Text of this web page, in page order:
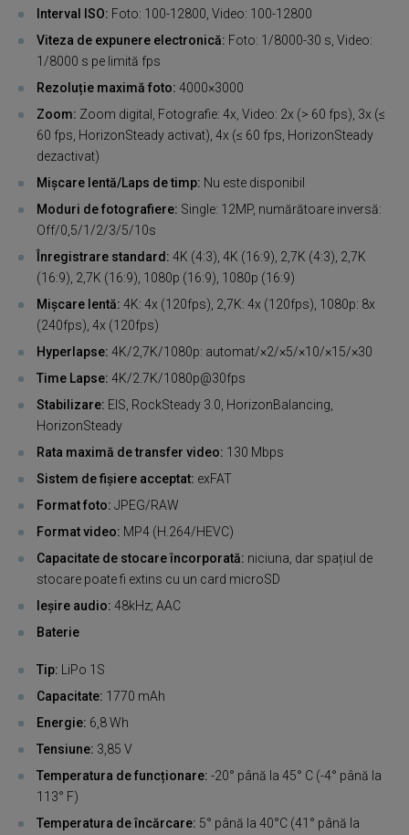
Interval ISO: Foto: 100-12800, Video: 100-12800
Viteza de expunere electronică: Foto: 1/8000-30 s, Video:
1/8000 s pe limită fps
Rezoluție maximă foto: 4000×3000
Zoom: Zoom digital, Fotografie: 4x, Video: 2x (> 60 fps), 3x (≤
60 fps, HorizonSteady activat), 4x (≤ 60 fps, HorizonSteady
dezactivat)
Mișcare lentă/Laps de timp: Nu este disponibil
Moduri de fotografiere: Single: 12MP, numărătoare inversă:
Off/0,5/1/2/3/5/10s
Înregistrare standard: 4K (4:3), 4K (16:9), 2,7K (4:3), 2,7K
(16:9), 2,7K (16:9), 1080p (16:9), 1080p (16:9)
Mișcare lentă: 4K: 4x (120fps), 2,7K: 4x (120fps), 1080p: 8x
(240fps), 4x (120fps)
Hyperlapse: 4K/2,7K/1080p: automat/×2/×5/×10/×15/×30
Time Lapse: 4K/2.7K/1080p@30fps
Stabilizare: EIS, RockSteady 3.0, HorizonBalancing,
HorizonSteady
Rata maximă de transfer video: 130 Mbps
Sistem de fișiere acceptat: exFAT
Format foto: JPEG/RAW
Format video: MP4 (H.264/HEVC)
Capacitate de stocare încorporată: niciuna, dar spațiul de
stocare poate fi extins cu un card microSD
Ieșire audio: 48kHz; AAC
Baterie
Tip: LiPo 1S
Capacitate: 1770 mAh
Energie: 6,8 Wh
Tensiune: 3,85 V
Temperatura de funcționare: -20° până la 45° C (-4° până la
113° F)
Temperatura de încărcare: 5° până la 40°C (41° până la